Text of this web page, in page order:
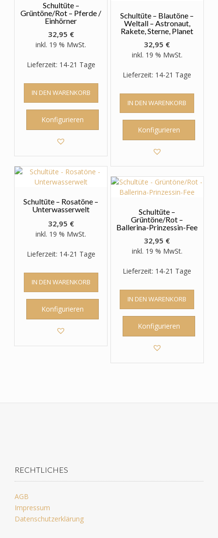
Schultüte –
Grüntöne/Rot – Pferde /
Einhörner
32,95 €
inkl. 19 % MwSt.
Lieferzeit: 14-21 Tage
IN DEN WARENKORB
Konfigurieren
Schultüte – Blautöne –
Weltall – Astronaut,
Rakete, Sterne, Planet
32,95 €
inkl. 19 % MwSt.
Lieferzeit: 14-21 Tage
IN DEN WARENKORB
Konfigurieren
Schultüte – Rosatöne –
Unterwasserwelt
32,95 €
inkl. 19 % MwSt.
Lieferzeit: 14-21 Tage
IN DEN WARENKORB
Konfigurieren
Schultüte –
Grüntöne/Rot –
Ballerina-Prinzessin-Fee
32,95 €
inkl. 19 % MwSt.
Lieferzeit: 14-21 Tage
IN DEN WARENKORB
Konfigurieren
RECHTLICHES
AGB
Impressum
Datenschutzerklärung